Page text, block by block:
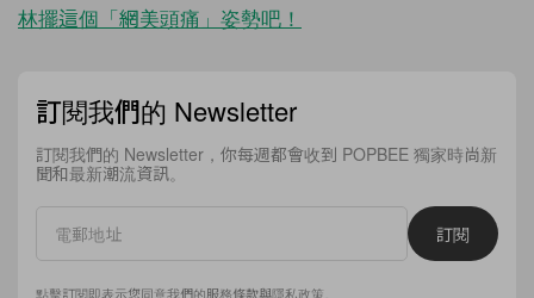
林擺這個「網美頭痛」姿勢吧！
訂閱我們的 Newsletter
訂閱我們的 Newsletter，你每週都會收到 POPBEE 獨家時尚新
聞和最新潮流資訊。
訂閱
點擊訂閱即表示您同意我們的服務條款與隱私政策